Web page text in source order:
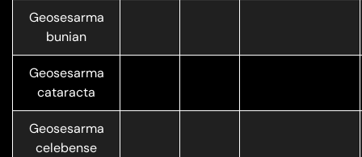
Geosesarma
bunian
Geosesarma
cataracta
Geosesarma
celebense